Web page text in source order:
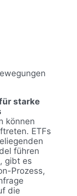
starke
können
ETFs
führen
gibt es
Prozess,
die